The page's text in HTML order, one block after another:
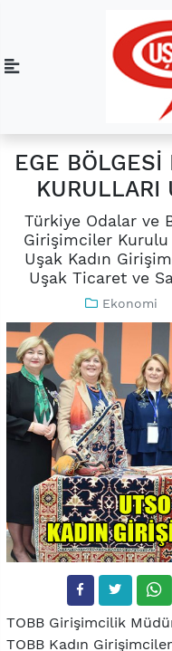
EGE
KURULLARI
Türkiye Odalar ve
Girişimciler Kurulu
Uşak Kadın
Uşak Ticaret ve
Ekonomi
TOBB Girişimcilik
TOBB Kadın